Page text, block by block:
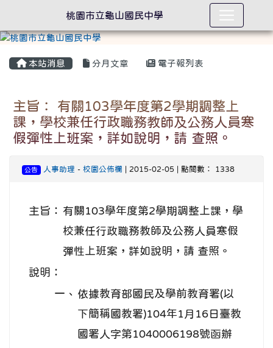
本站消息 分月文章 電子報列表
主旨： 有關103學年度第2學期調整上
課，學校兼任行政職務教師及公務人員寒
假彈性上班案，詳如說明，請 查照。
公告 人事助理 - 校園公佈欄 | 2015-02-05 | 點閱數： 1338
主旨： 有關103學年度第2學期調整上課，學
校兼任行政職務教師及公務人員寒假
彈性上班案，詳如說明，請 查照。
說明：
一、 依據教育部國民及學前教育署(以
下簡稱國教署)104年1月16日臺教
國署人字第1040006198號函辦
桃園市立龜山國民中學